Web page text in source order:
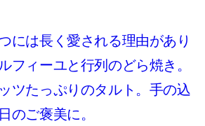
には長く愛される理由があり
フィーユと行列のどら焼き。
ツたっぷりのタルト。手の込
のご褒美に。